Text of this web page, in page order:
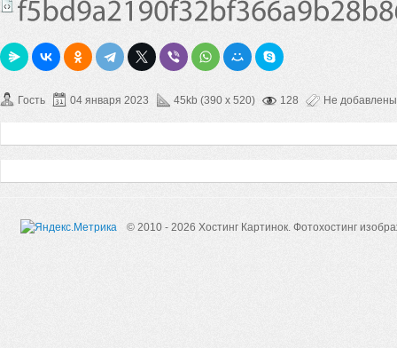
Гость 04 января 2023 45kb (390 x 520) 128 Не добавлены
© 2010 - 2026 Хостинг Картинок. Фотохостинг